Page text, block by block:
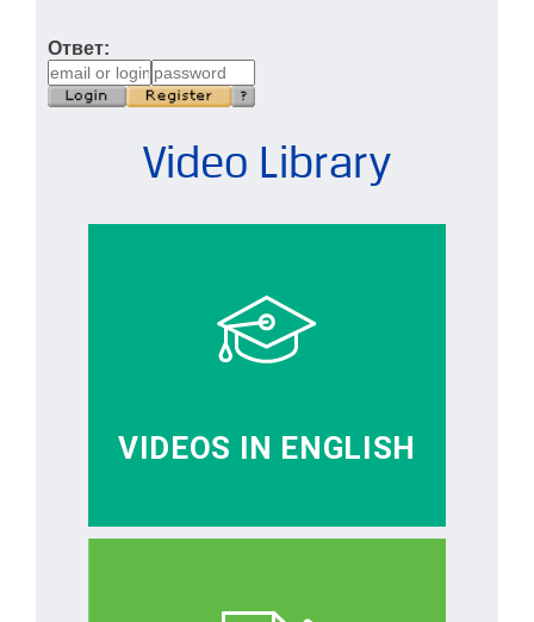
Ответ:
Video Library
VIDEOS IN ENGLISH